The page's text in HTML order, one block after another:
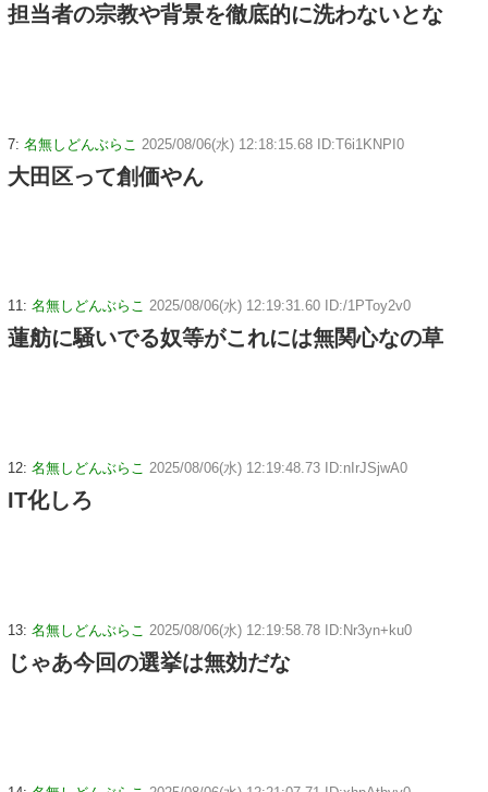
担当者の宗教や背景を徹底的に洗わないとな
7: 名無しどんぶらこ 2025/08/06(水) 12:18:15.68 ID:T6i1KNPI0
大田区って創価やん
11: 名無しどんぶらこ 2025/08/06(水) 12:19:31.60 ID:/1PToy2v0
蓮舫に騒いでる奴等がこれには無関心なの草
12: 名無しどんぶらこ 2025/08/06(水) 12:19:48.73 ID:nIrJSjwA0
IT化しろ
13: 名無しどんぶらこ 2025/08/06(水) 12:19:58.78 ID:Nr3yn+ku0
じゃあ今回の選挙は無効だな